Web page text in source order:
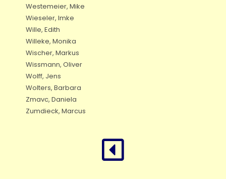
Westemeier, Mike
Wieseler, Imke
Wille, Edith
Willeke, Monika
Wischer, Markus
Wissmann, Oliver
Wolff, Jens
Wolters, Barbara
Zmavc, Daniela
Zumdieck, Marcus